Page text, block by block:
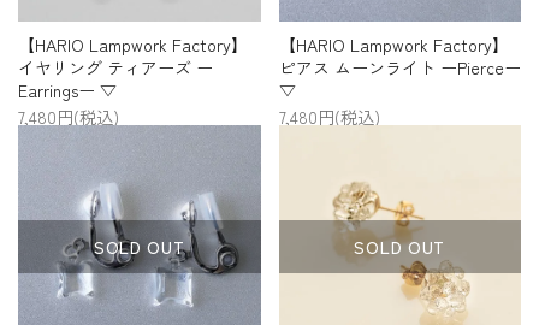
【HARIO Lampwork Factory】
イヤリング ティアーズ ー
Earringsー ▽
7,480円(税込)
【HARIO Lampwork Factory】
ピアス ムーンライト ーPierceー
▽
7,480円(税込)
SOLD OUT SOLD OUT